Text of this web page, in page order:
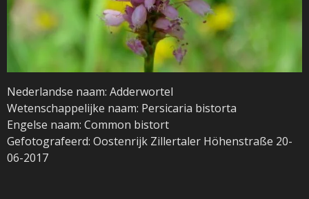
Nederlandse naam: Adderwortel
Wetenschappelijke naam: Persicaria bistorta
Engelse naam: Common bistort
Gefotografeerd: Oostenrijk Zillertaler Höhenstraße 20-
06-2017